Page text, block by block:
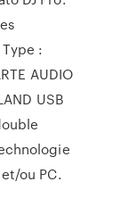
:
AUDIO
USB
ou PC.